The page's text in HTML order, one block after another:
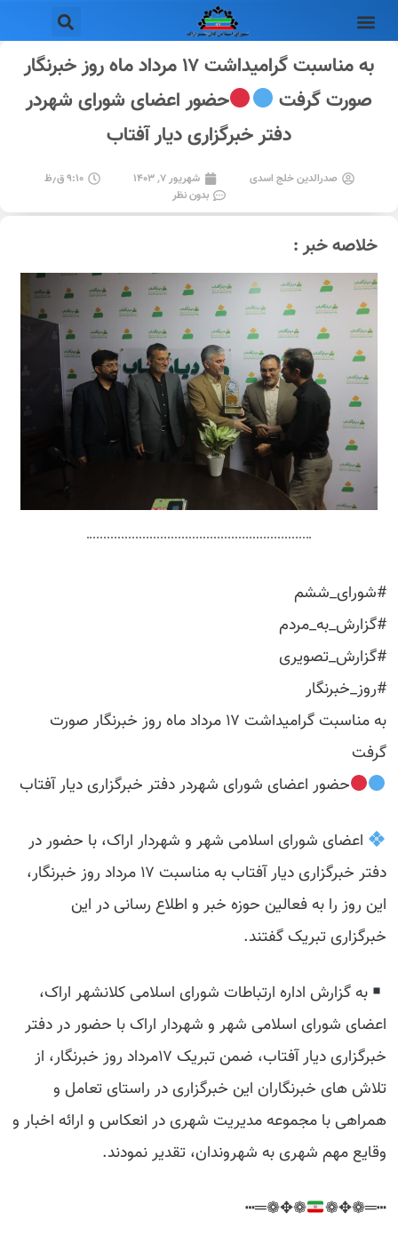
به مناسبت گرامیداشت ۱۷ مرداد ماه روز خبرنگار
صورت گرفت
حضور اعضای شورای شهردر
دفتر خبرگزاری دیار آفتاب
صدرالدین خلج اسدی شهریور ۷, ۱۴۰۳
۹:۱۰ ق٫ظ
بدون نظر
خلاصه خبر :
#شورای_ششم
#گزارش_به_مردم
#گزارش_تصویری
#روز_خبرنگار
به مناسبت گرامیداشت ۱۷ مرداد ماه روز خبرنگار صورت
گرفت
حضور اعضای شورای شهردر دفتر خبرگزاری دیار آفتاب
اعضای شورای اسلامی شهر و شهردار اراک، با حضور در
دفتر خبرگزاری دیار آفتاب به مناسبت ۱۷ مرداد روز خبرنگار،
این روز را به فعالین حوزه خبر و اطلاع رسانی در این
خبرگزاری تبریک گفتند.
به گزارش اداره ارتباطات شورای اسلامی کلانشهر اراک،
اعضای شورای اسلامی شهر و شهردار اراک با حضور در دفتر
خبرگزاری دیار آفتاب، ضمن تبریک ۱۷مرداد روز خبرنگار، از
تلاش های خبرنگاران این خبرگزاری در راستای تعامل و
همراهی با مجموعه مدیریت شهری در انعکاس و ارائه اخبار و
وقایع مهم شهری به شهروندان، تقدیر نمودند.
┅═❁✥❁
❁✥❁═┅